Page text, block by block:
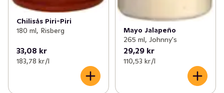
Chilisås Piri-Piri
180 ml, Risberg
33,08 kr
183,78 kr /l
Mayo Jalapeño
265 ml, Johnny's
29,29 kr
110,53 kr /l